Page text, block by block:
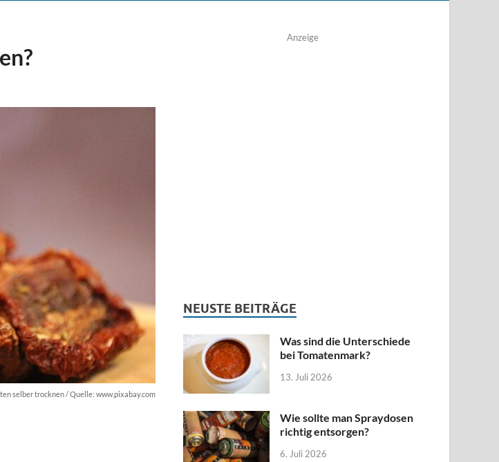
selber trocknen / Quelle: www.pixabay.com
Anzeige
NEUSTE BEITRÄGE
Was sind die Unterschiede
bei Tomatenmark?
13. Juli 2026
Wie sollte man Spraydosen
richtig entsorgen?
6. Juli 2026